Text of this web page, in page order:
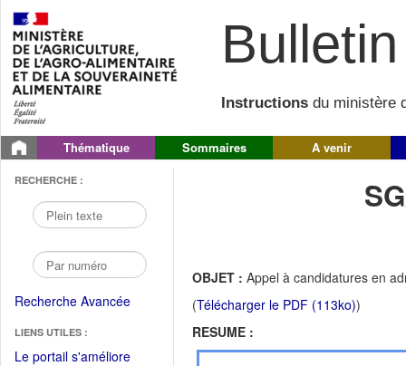
Instructions du ministère
Thématique Sommaires A venir
RECHERCHE :
Recherche Avancée
LIENS UTILES :
Le portail s'améliore(Fichier
OBJET : Appel à candidatures en
(Télécharger le PDF (113ko))
RESUME :